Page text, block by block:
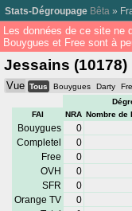
Stats-Dégroupage Bêta »
Les données de ce site ne
Bouygues et Free sont à
Jessains (10178)
Vue Tous Bouygues Darty
FAI
NRA Nombre de
Bouygues 0
Completel
0
Free
0
OVH
0
SFR
0
Orange TV
0